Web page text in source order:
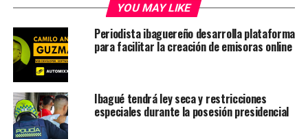
YOU MAY LIKE
Periodista ibaguereño desarrolla plataforma
para facilitar la creación de emisoras online
Ibagué tendrá ley seca y restricciones
especiales durante la posesión presidencial